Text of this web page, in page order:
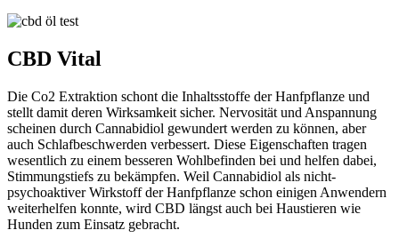
CBD Vital
Die Co2 Extraktion schont die Inhaltsstoffe der Hanfpflanze und
stellt damit deren Wirksamkeit sicher. Nervosität und Anspannung
scheinen durch Cannabidiol gewundert werden zu können, aber
auch Schlafbeschwerden verbessert. Diese Eigenschaften tragen
wesentlich zu einem besseren Wohlbefinden bei und helfen dabei,
Stimmungstiefs zu bekämpfen. Weil Cannabidiol als nicht-
psychoaktiver Wirkstoff der Hanfpflanze schon einigen Anwendern
weiterhelfen konnte, wird CBD längst auch bei Haustieren wie
Hunden zum Einsatz gebracht.